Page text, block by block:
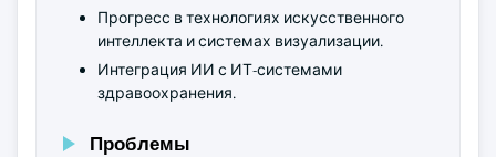
Прогресс в технологиях искусственного
интеллекта и системах визуализации.
Интеграция ИИ с ИТ-системами
здравоохранения.
Проблемы